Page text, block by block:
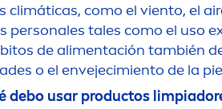
climáticas, como el viento, el
personales tales como el uso
de alimentación también
o el envejecimiento de la
debo usar productos